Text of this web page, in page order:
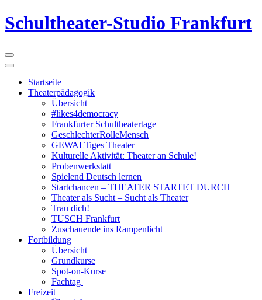
Schultheater-Studio Frankfurt
Startseite
Theaterpädagogik
Übersicht
#likes4democracy
Frankfurter Schultheatertage
GeschlechterRolleMensch
GEWALTiges Theater
Kulturelle Aktivität: Theater an Schule!
Probenwerkstatt
Spielend Deutsch lernen
Startchancen – THEATER STARTET DURCH
Theater als Sucht – Sucht als Theater
Trau dich!
TUSCH Frankfurt
Zuschauende ins Rampenlicht
Fortbildung
Übersicht
Grundkurse
Spot-on-Kurse
Fachtag
Freizeit